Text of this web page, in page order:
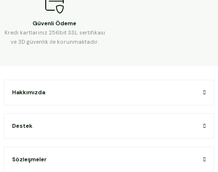
Güvenli Ödeme
Kredi kartlarınız 256bit SSL sertifikası
ve 3D güvenlik ile korunmaktadır.
Hakkımızda
Destek
Sözleşmeler